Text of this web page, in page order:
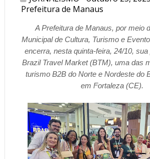
Prefeitura de Manaus
A Prefeitura de Manaus, por meio
Municipal de Cultura, Turismo e
encerra, nesta quinta-feira, 24/10,
Brazil Travel Market (BTM), uma das
turismo B2B do Norte e Nordeste do
em Fortaleza (CE).